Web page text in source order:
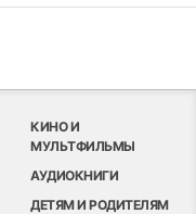
КИНО И
МУЛЬТФИЛЬМЫ
АУДИОКНИГИ
ДЕТЯМ И РОДИТЕЛЯМ